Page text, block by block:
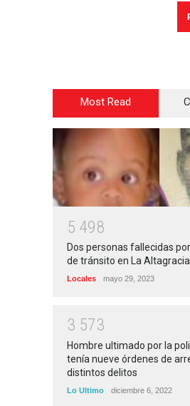
Most Read
5 498
Dos personas fallecidas
de tránsito en La Altagracia
Locales mayo 29, 2023
3 573
Hombre ultimado por la
tenía nueve órdenes de
distintos delitos
Lo Ultimo diciembre 6, 2022